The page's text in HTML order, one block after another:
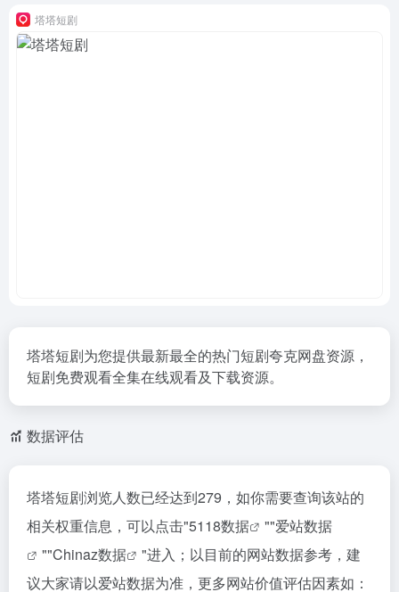
塔塔短剧
塔塔短剧为您提供最新最全的热门短剧夸克网盘资源，
短剧免费观看全集在线观看及下载资源。
数据评估
塔塔短剧浏览人数已经达到279，如你需要查询该站的
相关权重信息，可以点击"5118数据 ""爱站数据
""Chinaz数据
"进入；以目前的网站数据参考，建
议大家请以爱站数据为准，更多网站价值评估因素如：